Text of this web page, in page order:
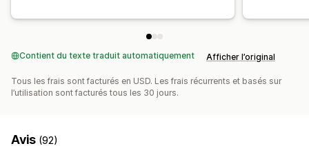
Contient du texte traduit automatiquement Afficher l’original
Tous les frais sont facturés en USD. Les frais récurrents et basés sur
l’utilisation sont facturés tous les 30 jours.
Avis (92)